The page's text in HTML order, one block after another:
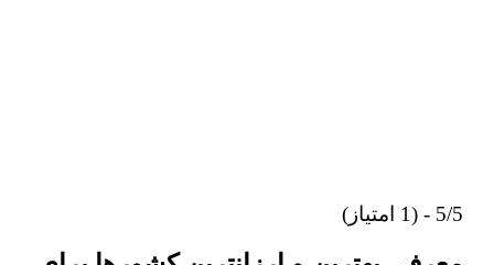
5/5 - (1 امتیاز)